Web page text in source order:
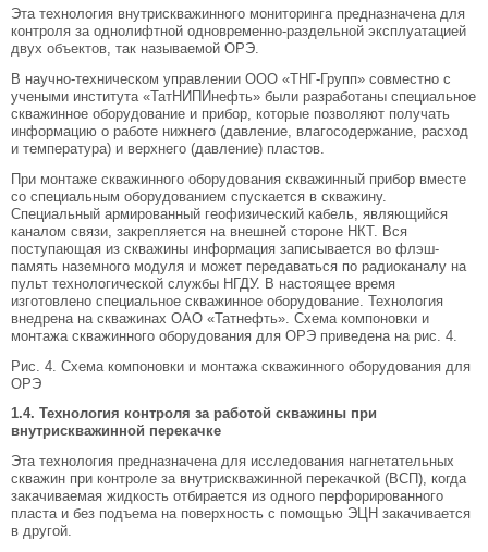
Эта технология внутрискважинного мониторинга предназначена для
контроля за однолифтной одновременно-раздельной эксплуатацией
двух объектов, так называемой ОРЭ.
В научно-техническом управлении ООО «ТНГ-Групп» совместно с
учеными института «ТатНИПИнефть» были разработаны специальное
скважинное оборудование и прибор, которые позволяют получать
информацию о работе нижнего (давление, влагосодержание, расход
и температура) и верхнего (давление) пластов.
При монтаже скважинного оборудования скважинный прибор вместе
со специальным оборудованием спускается в скважину.
Специальный армированный геофизический кабель, являющийся
каналом связи, закрепляется на внешней стороне НКТ. Вся
поступающая из скважины информация записывается во флэш-
память наземного модуля и может передаваться по радиоканалу на
пульт технологической службы НГДУ. В настоящее время
изготовлено специальное скважинное оборудование. Технология
внедрена на скважинах ОАО «Татнефть». Схема компоновки и
монтажа скважинного оборудования для ОРЭ приведена на рис. 4.
Рис. 4. Схема компоновки и монтажа скважинного оборудования для
ОРЭ
1.4. Технология контроля за работой скважины при
внутрискважинной перекачке
Эта технология предназначена для исследования нагнетательных
скважин при контроле за внутрискважинной перекачкой (ВСП), когда
закачиваемая жидкость отбирается из одного перфорированного
пласта и без подъема на поверхность с помощью ЭЦН закачивается
в другой.